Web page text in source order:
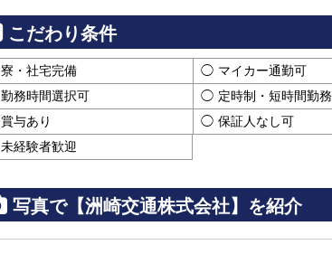
こだわり条件
寮・社宅完備 マイカー通勤可
勤務時間選択可
定時制・短時間勤務
賞与あり
保証人なし可
未経験者歓迎
写真で【洲崎交通株式会社】を紹介